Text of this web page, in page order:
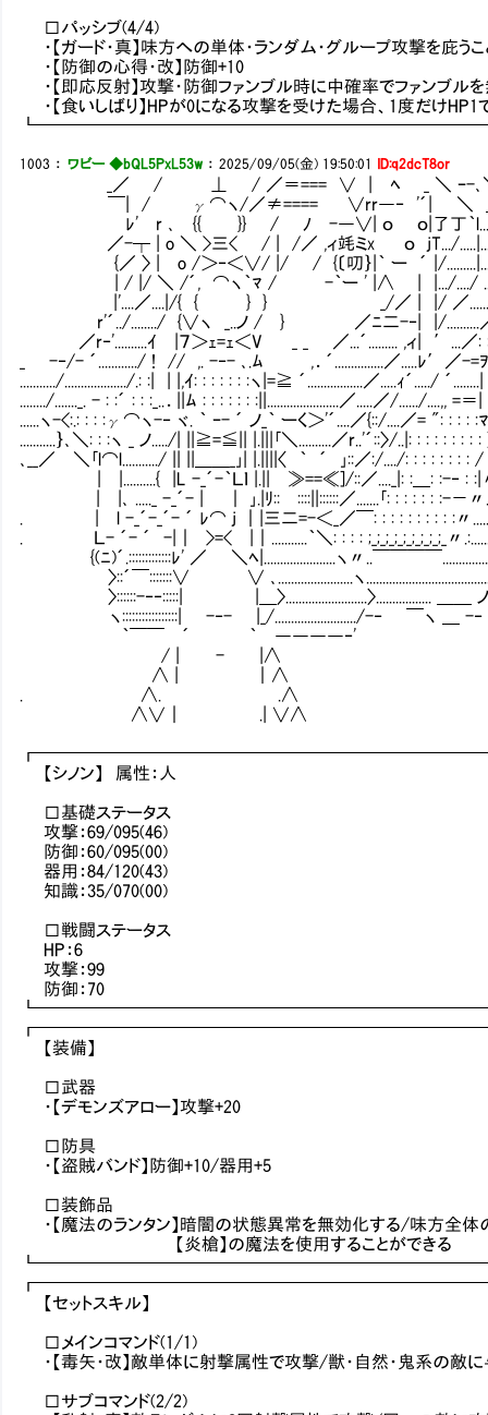
□パッシブ(4/4)
・【ガード・真】味方への単体・ランダム・グループ攻撃を庇う
・【防御の心得・改】防御+10
・【即応反射】攻撃・防御ファンブル時に中確率でファンブル
・【食いしばり】HPが0になる攻撃を受けた場合、1度だけHP1
1003 ： ワビー ◆bQL5PxL53w ：2025/09/05(金) 19:50:01 ID:q2dcT8or
_／ / ⊥ / ／＝=== ∨ | ﾍ _ ＼ ｰ-､
￣| / γ⌒ヽ/／≠==== ∨rr―‐ '´| ＼
ﾚ' r ､ {{ }} / ﾉ -―∨| ｏ ｏ|了丁｀l....
／-┬ | o ＼ >三< / | /／ ,ィ竓ミx ｏ jT.../
{／ 〉 | o /＞‐＜∨/ |/ / {〔叨｝|｀ ー ´ |/
| / |/ ＼ /´, ⌒ヽ｀ﾏ / -｀ー ' |∧ | |.../..../
|'....／....|/{ { } } _/／ | |/ ／........./: /
r'´../......../ {∨ヽ _..ノ / } ／ﾆ二-‐| |/..........／: :/
／r‐'..........ｲ |７＞ｪ=ｪ＜V _ _ ／...´......... ,ィ| ′...／: :
_ -‐/- ´............/ ! // ,. -‐- ､.ﾑ ,．´...............／.....ﾚ′／-=ｦ
.........../.................../.: :| | |,ｲ: : : : : : :ヽ|=≧ ´.................／.....ｨ´...../
......../......._. - : :´ : : :_..．||ﾑ : : : : : : :||......................／.....／/....../....,, =
......ヽ-<:.: : : :γ⌒ヽ-‐ ヾ. ｀ ｰ- ´ ノ_｀ ーく＞'´....／{::/....／= ": : : : :
...........｝､＼: : :ヽ _ ノ...../| ||≧=≦|| |.|||｢＼..........／r..'´::〉/..|: : : : : : : : :
､__／ ＼｢l⌒l.........../ || ||＿＿_｣| |.||||〈 ｀ ´ ｣::／:/..../: : : : : : : :
| |..........{ |L -_´-｀Ｌｌ |.||Ⅳ≫==≪]/::／...._|: :＿: :-‐ : :|
| |､ ....._ -_´- | ｜ ｣.|ﾘ::Ⅳ::::||::::::／.......｢: : : : : : :-－〃
. | l -_´-_´- ´ ﾚ⌒ j ｜|三二=-＜_／￣: : : : : : : : : :〃......../
. Ｌ- ´- ´ -|｜ >=< |｜...........｀＼: : : : ;_;_;_;_;_;_;_;_;_〃
{(ﾆ)´.:::::::::::::ﾚ' ／ ＼ﾍ|......................ヽ〃..￣￣￣￣
〉::´￣:::::::∨ ∨ ､.......................ヽ....................................../
〉::::::-‐‐:::::| |＿〉.........................〉................. ＿＿ ノ
ヽ:::::::::::::::::| -‐- |_/........................./-‐ ￣ヽ ＿ -‐
｀￣￣Ⅵ´ ｀Ⅳ――――‐'
/ | - |∧
∧ | ｜∧
. ∧.Ⅵ Ⅳ.∧
∧∨｜ .| ∨∧
【シノン】 属性：人
□基礎ステータス
攻撃：69/095(46)
防御：60/095(00)
器用：84/120(43)
知識：35/070(00)
□戦闘ステータス
HP：6
攻撃：99
防御：70
【装備】
□武器
・【デモンズアロー】攻撃+20
□防具
・【盗賊バンド】防御+10/器用+5
□装飾品
・【魔法のランタン】暗闇の状態異常を無効化する/味方全
【炎槍】の魔法を使用することができる
【セットスキル】
□メインコマンド(1/1)
・【毒矢・改】敵単体に射撃属性で攻撃/獣・自然・鬼系の
□サブコマンド(2/2)